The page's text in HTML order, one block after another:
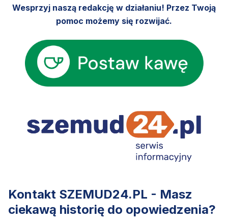
Wesprzyj naszą redakcję w działaniu! Przez Twoją
pomoc możemy się rozwijać.
Kontakt SZEMUD24.PL - Masz
ciekawą historię do opowiedzenia?